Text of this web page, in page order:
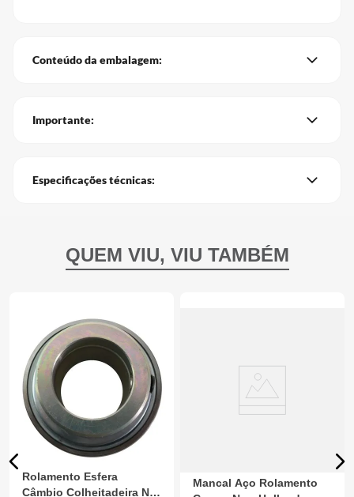
Conteúdo da embalagem:
Importante:
Especificações técnicas:
Rolamento Esfera
Câmbio Colheitadeira NH
Mancal Aço Rolamento